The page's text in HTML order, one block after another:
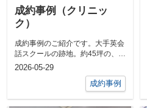
成約事例（クリニッ
ク）
成約事例のご紹介です。大手英会
話スクールの跡地。約45坪の、英
会話スクール用途に合わせて設計
2026-05-29
成約事例